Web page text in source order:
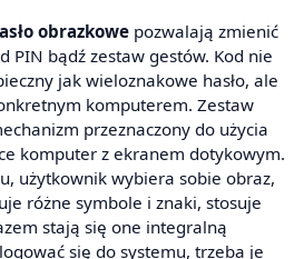
obrazkowe pozwalają zmienić
PIN bądź zestaw gestów. Kod nie
jak wieloznakowe hasło, ale
komputerem. Zestaw
przeznaczony do użycia
komputer z ekranem dotykowym.
użytkownik wybiera sobie obraz,
różne symbole i znaki, stosuje
stają się one integralną
się do systemu, trzeba je